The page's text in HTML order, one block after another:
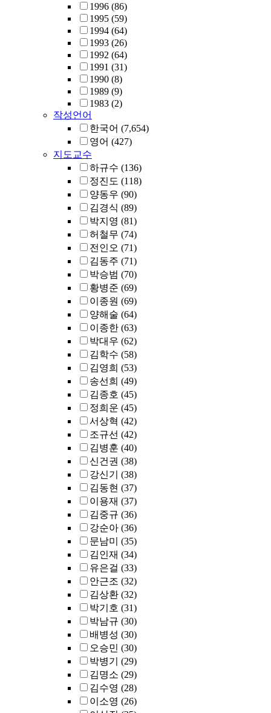
1996 (86)
1995 (59)
1994 (64)
1993 (26)
1992 (64)
1991 (31)
1990 (8)
1989 (9)
1983 (2)
작성언어
한국어 (7,654)
영어 (427)
지도교수
하규수 (136)
정진도 (118)
양동우 (90)
김경식 (89)
박지영 (81)
허철무 (74)
전인오 (71)
김동주 (71)
박승범 (70)
황병준 (69)
이종원 (69)
양해술 (64)
이종한 (63)
박대우 (62)
김학수 (58)
김영희 (53)
송선희 (49)
김종호 (45)
정희운 (45)
서상혁 (42)
조규선 (42)
김병훈 (40)
신건권 (38)
강신기
(38)
김동현 (37)
이용재 (37)
김중규 (36)
강순아 (36)
문남미
(35)
김인재 (34)
유은걸 (33)
안근조 (32)
김상환 (32)
박기호 (31)
박남규 (30)
배병성 (30)
오승민 (30)
박병기
(29)
김명소 (29)
김수영 (28)
이소영 (26)